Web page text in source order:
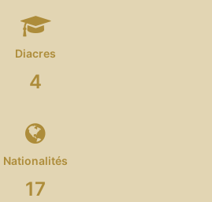
Diacres
4
Nationalités
17